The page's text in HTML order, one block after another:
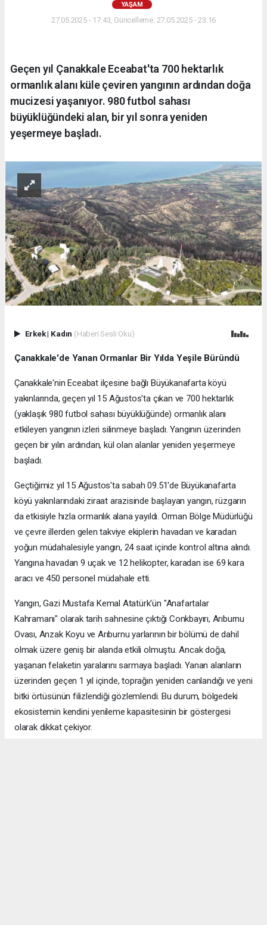
YAŞAM
27.05.2025 - 17:43, Güncelleme: 27.05.2025 - 23:16
Geçen yıl Çanakkale Eceabat'ta 700 hektarlık
ormanlık alanı küle çeviren yangının ardından doğa
mucizesi yaşanıyor. 980 futbol sahası
büyüklüğündeki alan, bir yıl sonra yeniden
yeşermeye başladı.
Erkek| Kadın (Haberi Sesli Oku)
Çanakkale'de Yanan Ormanlar Bir Yılda Yeşile Büründü
Çanakkale'nin Eceabat ilçesine bağlı Büyükanafarta köyü
yakınlarında, geçen yıl 15 Ağustos'ta çıkan ve 700 hektarlık
(yaklaşık 980 futbol sahası büyüklüğünde) ormanlık alanı
etkileyen yangının izleri silinmeye başladı. Yangının üzerinden
geçen bir yılın ardından, kül olan alanlar yeniden yeşermeye
başladı.
Geçtiğimiz yıl 15 Ağustos'ta sabah 09.51'de Büyükanafarta
köyü yakınlarındaki ziraat arazisinde başlayan yangın, rüzgarın
da etkisiyle hızla ormanlık alana yayıldı. Orman Bölge Müdürlüğü
ve çevre illerden gelen takviye ekiplerin havadan ve karadan
yoğun müdahalesiyle yangın, 24 saat içinde kontrol altına alındı.
Yangına havadan 9 uçak ve 12 helikopter, karadan ise 69 kara
aracı ve 450 personel müdahale etti.
Yangın, Gazi Mustafa Kemal Atatürk'ün "Anafartalar
Kahramanı" olarak tarih sahnesine çıktığı Conkbayırı, Arıburnu
Ovası, Anzak Koyu ve Arıburnu yarlarının bir bölümü de dahil
olmak üzere geniş bir alanda etkili olmuştu. Ancak doğa,
yaşanan felaketin yaralarını sarmaya başladı. Yanan alanların
üzerinden geçen 1 yıl içinde, toprağın yeniden canlandığı ve yeni
bitki örtüsünün filizlendiği gözlemlendi. Bu durum, bölgedeki
ekosistemin kendini yenileme kapasitesinin bir göstergesi
olarak dikkat çekiyor.